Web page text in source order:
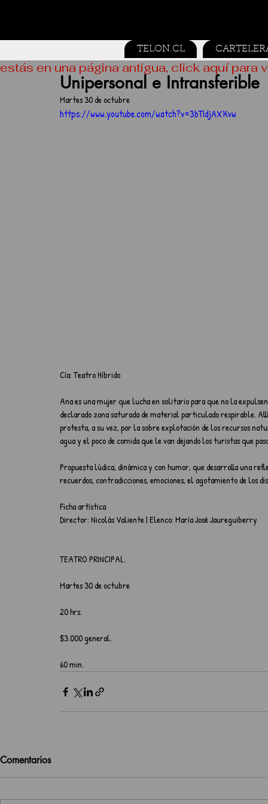
TELON.CL
Unipersonal e Intransferible
Martes 30 de octubre
https://www.youtube.com/watch?v=3bTIdjAXKvw
Cía: Teatro Híbrido
Ana es una mujer que lucha en solitario para que no la
declarado zona saturada de material particulado respirable.
protesta, a su vez, por la sobre explotación de los recursos
agua y el poco de comida que le van dejando los turistas que
Propuesta lúdica, dinámica y con humor, que desarrolla una
recuerdos, contradicciones, emociones, el agotamiento de los
Ficha artística
Director: Nicolás Valiente | Elenco: María José Jaureguiberry
TEATRO PRINCIPAL.
Martes 30 de octubre
20 hrs.
$3.000 general.
60 min.
Comentarios
estás en una página antigua, click aquí para